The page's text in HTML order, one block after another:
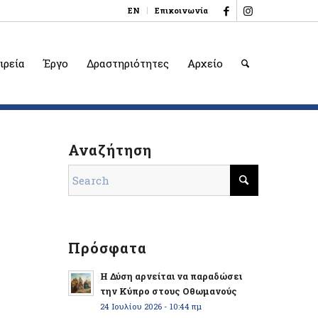
EN Επικοινωνία
Έργο Δραστηριότητες Αρχείο
Αναζήτηση
Πρόσφατα
Η Δύση αρνείται να παραδώσει
την Κύπρο στους Οθωμανούς
24 Ιουλίου 2026 - 10:44 πμ